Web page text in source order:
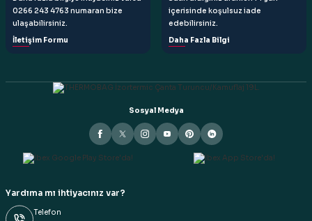
0266 243 4763 numaran bize
ulaşabilirsiniz.
İletişim Formu
içerisinde koşulsuz iade
edebilirsiniz.
Daha Fazla Bilgi
Sosyal Medya
Yardıma mı ihtiyacınız var?
Telefon